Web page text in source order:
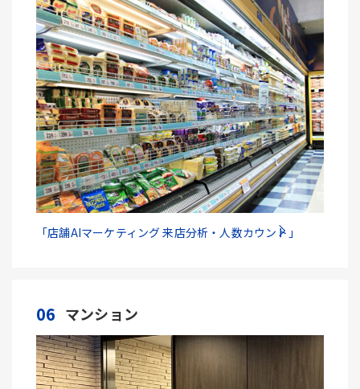
「店舗AIマーケティング 来店分析・人数カウント」
06 マンション